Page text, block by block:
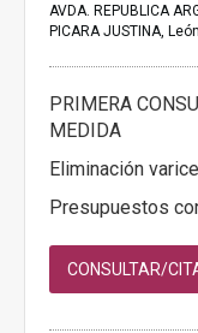
AVDA. REPUBLICA
PICARA JUSTINA, León
PRIMERA
MEDIDA
Eliminación
Presupuestos
CONSULTAR/